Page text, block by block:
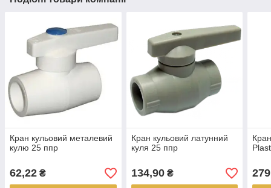
Кран кульовий металевий
кулю 25 ппр
62,22 ₴
Кран кульовий латунний
куля 25 ппр
134,90₴